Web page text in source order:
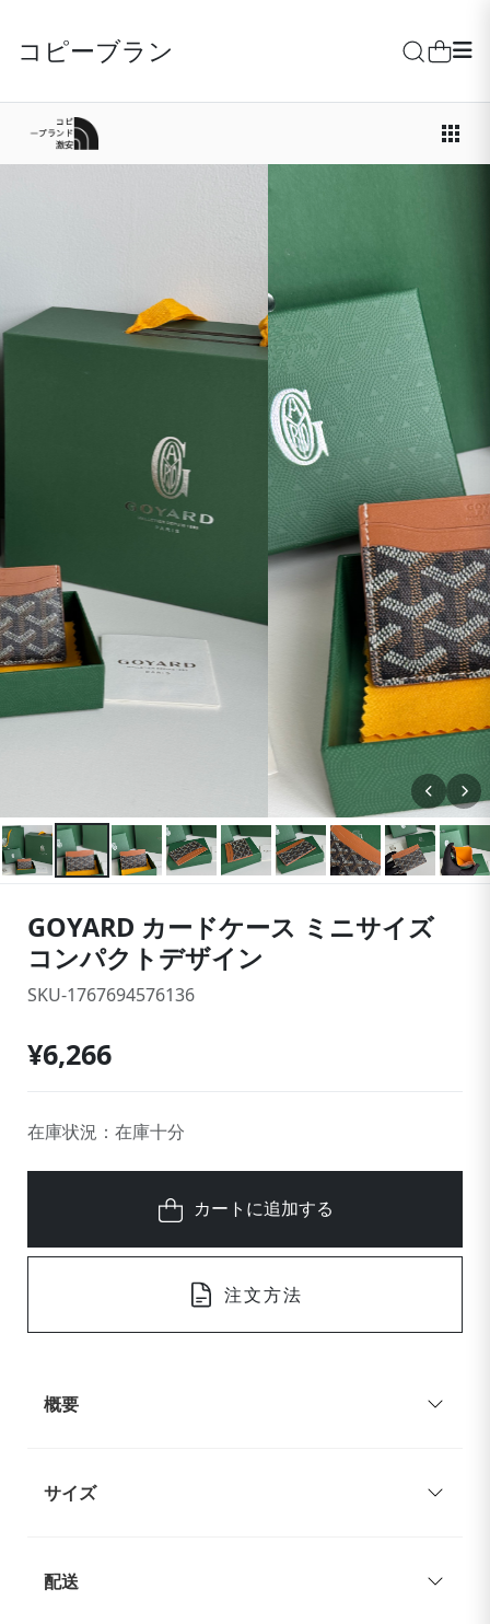
コピーブランド激安
GOYARD カードケース ミニサイズ
コンパクトデザイン
SKU-1767694576136
¥6,266
在庫状況：在庫十分
カートに追加する
注文方法
概要
サイズ
配送